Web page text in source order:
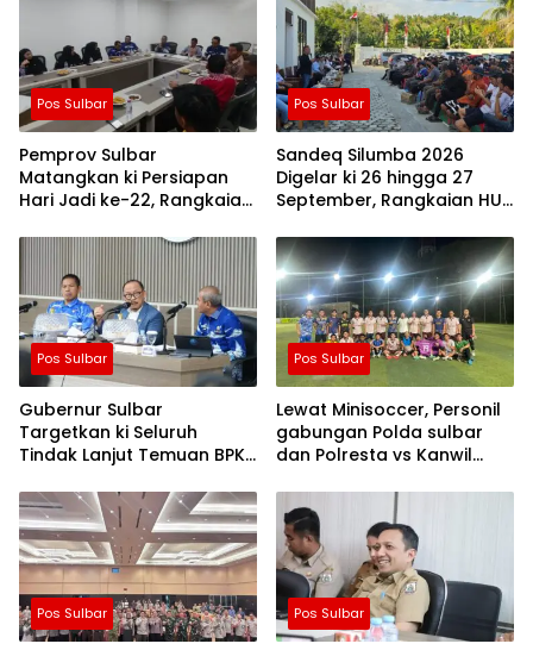
Pos Sulbar
Pemprov Sulbar
Matangkan ki Persiapan
Hari Jadi ke-22, Rangkaian
Masyarakat
Pos Sulbar
Sandeq Silumba 2026
Digelar ki 26 hingga 27
September, Rangkaian HUT
Pos Sulbar
Gubernur Sulbar
Targetkan ki Seluruh
Tindak Lanjut Temuan BPK
Pos Sulbar
Lewat Minisoccer, Personil
gabungan Polda sulbar
dan Polresta vs Kanwil
ki Ikatan Persaudaraan
Pos Sulbar Pos Sulbar